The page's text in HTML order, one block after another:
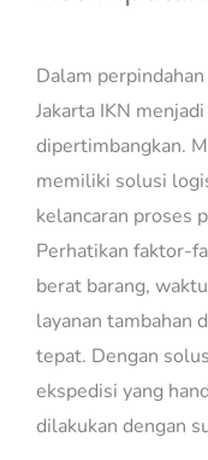
Dalam
Jakarta IKN
dipertimbangkan.
memiliki solusi
kelancaran proses
Perhatikan faktor-
berat barang,
layanan tambahan
tepat. Dengan
ekspedisi yang
dilakukan dengan